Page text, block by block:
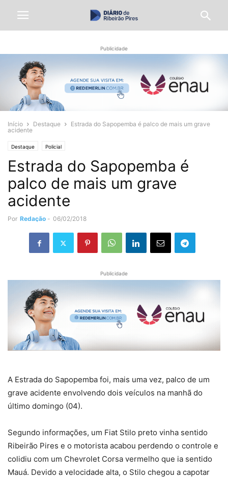
Publicidade
Início Destaque
Estrada do Sapopemba é palco de mais um grave
acidente
Destaque Policial
Estrada do Sapopemba é
palco de mais um grave
acidente
Por Redação - 06/02/2018
Publicidade
A Estrada do Sapopemba foi, mais uma vez, palco de um
grave acidente envolvendo dois veículos na manhã do
último domingo (04).
Segundo informações, um Fiat Stilo preto vinha sentido
Ribeirão Pires e o motorista acabou perdendo o controle e
colidiu com um Chevrolet Corsa vermelho que ia sentido
Mauá. Devido a velocidade alta, o Stilo chegou a capotar